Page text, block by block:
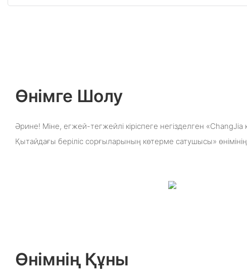
Өнімге Шолу
Әрине! Міне, егжей-тегжейлі кіріспеге негізделген
Қытайдағы беріліс сорғыларының көтерме сатушысы»
Өнімнің Құны